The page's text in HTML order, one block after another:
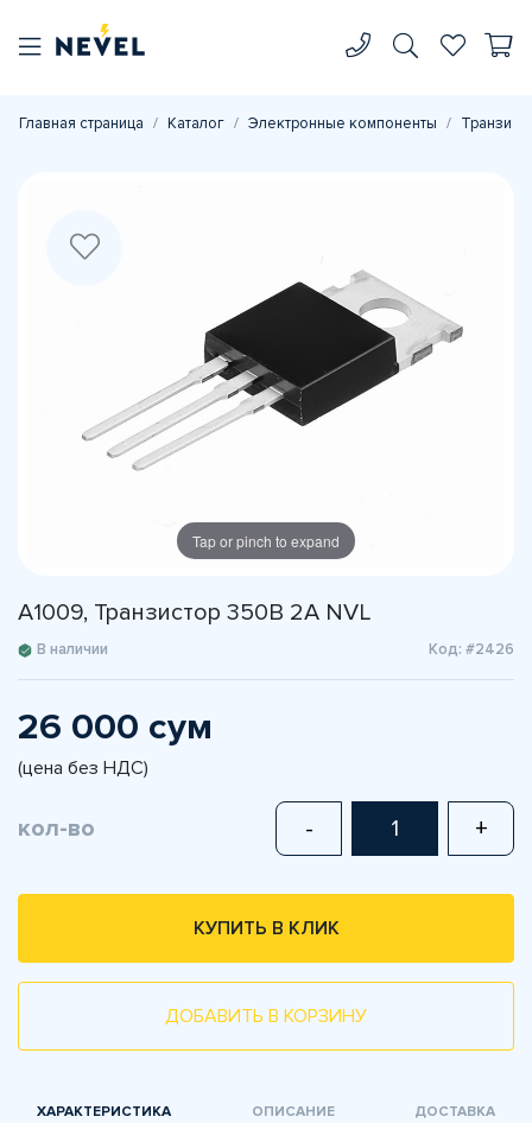
Главная страница Каталог Электронные компоненты
Tap or pinch to expand
A1009, Транзистор 350В 2А NVL
В наличии Код: #2426
26 000 сум
(цена без НДС)
кол-во - +
КУПИТЬ В КЛИК
ДОБАВИТЬ В КОРЗИНУ
ХАРАКТЕРИСТИКА ОПИСАНИЕ ДОСТАВКА